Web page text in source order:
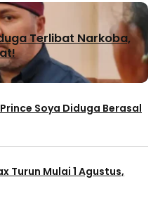
Terlibat Narkoba,
Soya Diduga Berasal
Turun Mulai 1 Agustus,